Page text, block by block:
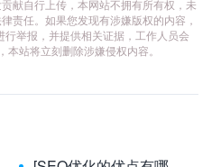
献自行上传，本网站不拥有所有权，未
责任。如果您发现有涉嫌版权的内容，
行举报，并提供相关证据，工作人员会
站将立刻删除涉嫌侵权内容。